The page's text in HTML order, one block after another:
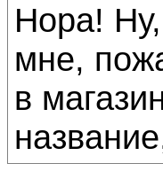
Нора!
мне,
в